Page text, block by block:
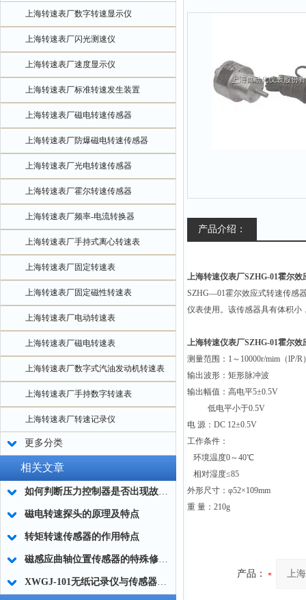
上海转速表厂数字转速显示仪
上海转速表厂闪光测速仪
上海转速表厂速度显示仪
上海转速表厂标准转速发生装置
上海转速表厂磁电转速传感器
上海转速表厂防爆磁电转速传感器
上海转速表厂光电转速传感器
上海转速表厂霍尔转速传感器
上海转速表厂频率-电流转换器
上海转速表厂手持式离心转速表
上海转速表厂固定转速表
上海转速表厂固定磁性转速表
上海转速表厂电动转速表
上海转速表厂磁电转速表
上海转速表厂数字式汽油发动机转速表
上海转速表厂手持数字转速表
上海转速表厂转速记录仪
更多分类
相关文章
如何判断压力控制器是否出现故障？
磁电转速探头的原理及特点
转矩转速传感器的作用特点
磁感应曲轴位置传感器的特殊修复方法
XWGJ-101无纸记录仪与传感器间的保护措施方法
产品介绍：
上海转速仪表厂SZHG-01霍尔效
SZHG—01霍尔效应式转速传感
仪表使用。该传感器具有体积小
上海转速仪表厂SZHG-01霍尔效
测量范围：1～10000r/mim（lP/R
输出波形：矩形脉冲波
输出幅值：高电平5±0.5V
低电平小于0.5V
电 源：DC 12±0.5V
工作条件：
环境温度0～40℃
相对湿度≤85
外形尺寸：φ52×109mm
重 量：210g
产品：